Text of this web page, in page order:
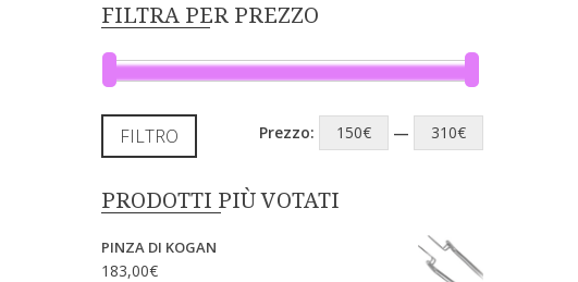
FILTRA PER PREZZO
FILTRO Prezzo: 150€ — 310€
PRODOTTI PIÙ VOTATI
PINZA DI KOGAN
183,00€